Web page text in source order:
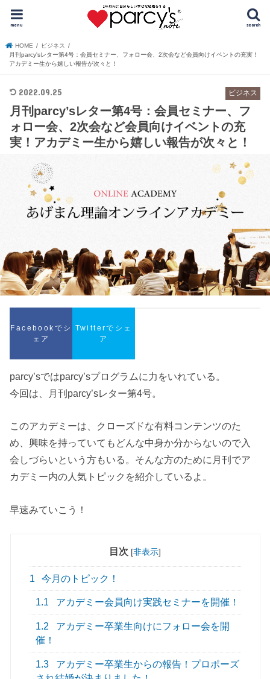
search
menu
HOME
ビジネス
月刊parcy'sレター第4号：会員セミナー、フォロー会、2次会など会員向けイベントの充実！
アカデミー生から嬉しい報告が次々と！
ビジネス
2022.09.25
月刊parcy’sレター第4号：会員セミナー、フ
ォロー会、2次会など会員向けイベントの充
実！アカデミー生から嬉しい報告が次々と！
Facebookでシ
ェア
Twitterでシェ
ア
parcy’sではparcy’sプログラムに力をいれている。
今回は、月刊parcy’sレター第4号。
このアカデミーは、クローズドな有料コンテンツのた
め、興味を持っていてもどんな中身か分からないので入
会しづらいという方もいる。そんな方のために月刊でア
カデミー内の人気トピックを紹介しているよ。
早速みていこう！
目次 [非表示]
1 今月のトピック！
1.1 アカデミー会員向け実践セミナーを開催！
1.2
アカデミー卒業生向けにフォロー会を開
催！
1.3
アカデミー卒業生からの報告！プロポーズ